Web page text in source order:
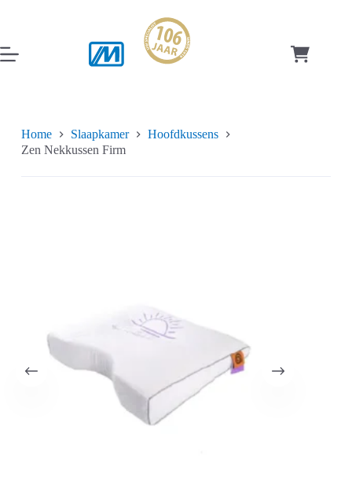
inhoud
Home Slaapkamer
Hoofdkussens
Zen Nekkussen Firm